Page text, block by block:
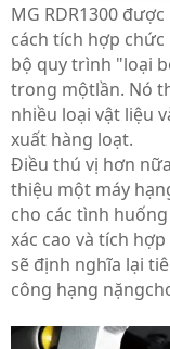
MG RDR1300
cách tích hợp
bộ quy trình "loại
trong mộtlần. Nó
nhiều loại vật liệu
xuất hàng loạt.
Điều thú vị hơn
thiệu một máy
cho các tình
xác cao và tích
sẽ định nghĩa lại
công hạng nặng